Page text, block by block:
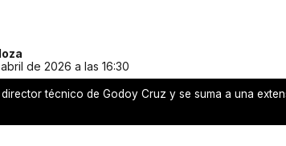
de 2026 a las 16:30
técnico de Godoy Cruz y se suma a una